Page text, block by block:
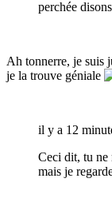
perchée
Ah tonnerre, je suis
je la trouve géniale
il y a 12
Ceci dit, tu ne
mais je